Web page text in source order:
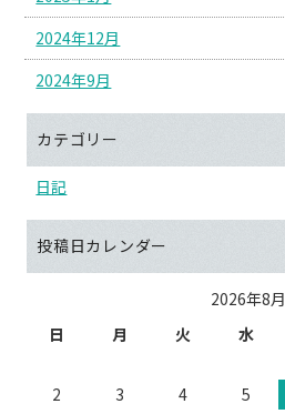
2024年12月
2024年9月
カテゴリー
日記
投稿日カレンダー
2026年8月
日
月 火 水
2
3 4 5